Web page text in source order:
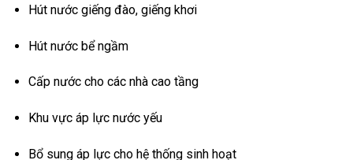
Hút nước giếng đào, giếng khơi
Hút nước bể ngầm
Cấp nước cho các nhà cao tầng
Khu vực áp lực nước yếu
Bổ sung áp lực cho hệ thống sinh hoạt